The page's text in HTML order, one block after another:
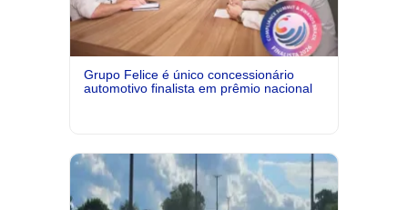
Grupo Felice é único concessionário
automotivo finalista em prêmio nacional